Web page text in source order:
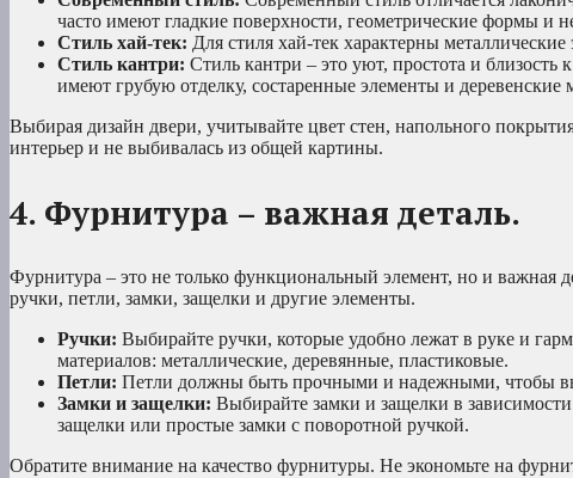
часто имеют гладкие поверхности, геометрические формы и
Стиль хай-тек: Для стиля хай-тек характерны
Стиль кантри: Стиль кантри – это уют, простота и близость
имеют грубую отделку, состаренные элементы и деревенские
Выбирая дизайн двери, учитывайте цвет стен, напольного
интерьер и не выбивалась из общей картины.
4. Фурнитура – важная деталь.
Фурнитура – это не только функциональный элемент, но и важная
ручки, петли, замки, защелки и другие элементы.
Ручки: Выбирайте ручки, которые удобно лежат в руке и
материалов: металлические, деревянные, пластиковые.
Петли: Петли должны быть прочными и надежными, чтобы
Замки и защелки: Выбирайте замки и защелки в
защелки или простые замки с поворотной ручкой.
Обратите внимание на качество фурнитуры. Не экономьте на